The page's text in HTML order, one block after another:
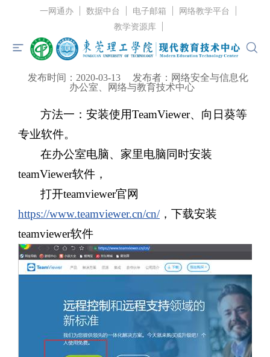
一网通办 数据中台 电子邮箱
网络教学平台
教学资源库
首页
中心资讯
服务指南
党建工作
联系我们
服务指南 >常见问题
居家办公如何远程操控办公室电脑？
发布时间：2020-03-13
发布者：网络安全与信息化
办公室、网络与教育技术中心
方法一：安装使用TeamViewer、向日葵等
专业软件。
在办公室电脑、家里电脑同时安装
teamViewer软件，
打开teamviewer官网
https://www.teamviewer.cn/cn/，下载安装
teamviewer软件